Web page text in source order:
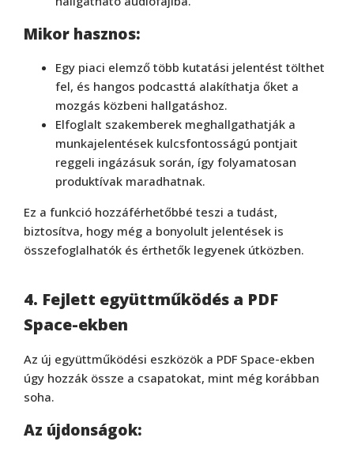
Mikor hasznos:
Egy piaci elemző több kutatási jelentést tölthet
fel, és hangos podcasttá alakíthatja őket a
mozgás közbeni hallgatáshoz.
Elfoglalt szakemberek meghallgathatják a
munkajelentések kulcsfontosságú pontjait
reggeli ingázásuk során, így folyamatosan
produktívak maradhatnak.
Ez a funkció hozzáférhetőbbé teszi a tudást,
biztosítva, hogy még a bonyolult jelentések is
összefoglalhatók és érthetők legyenek útközben.
4. Fejlett együttműködés a PDF
Space-ekben
Az új együttműködési eszközök a PDF Space-ekben
úgy hozzák össze a csapatokat, mint még korábban
soha.
Az újdonságok: